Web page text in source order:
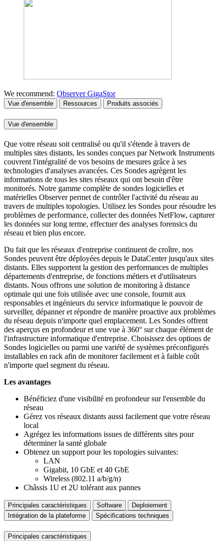
We recommend: Observer GigaStor
Vue d'ensemble Ressources Produits associés
Vue d'ensemble
Que votre réseau soit centralisé ou qu'il s'étende à travers de
multiples sites distants, les sondes conçues par Network Instruments
couvrent l'intégralité de vos besoins de mesures grâce à ses
technologies d'analyses avancées. Ces Sondes agrègent les
informations de tous les sites réseaux qui ont besoin d'être
monitorés. Notre gamme complète de sondes logicielles et
matérielles Observer permet de contrôler l'activité du réseau au
travers de multiples topologies. Utilisez les Sondes pour résoudre les
problèmes de performance, collecter des données NetFlow, capturer
les données sur long terme, effectuer des analyses forensics du
réseau et bien plus encore.
Du fait que les réseaux d'entreprise continuent de croître, nos
Sondes peuvent être déployées depuis le DataCenter jusqu'aux sites
distants. Elles supportent la gestion des performances de multiples
départements d'entreprise, de fonctions métiers et d'utilisateurs
distants. Nous offrons une solution de monitoring à distance
optimale qui une fois utilisée avec une console, fournit aux
responsables et ingénieurs du service informatique le pouvoir de
surveiller, dépanner et répondre de manière proactive aux problèmes
du réseau depuis n'importe quel emplacement. Les Sondes offrent
des aperçus en profondeur et une vue à 360° sur chaque élément de
l'infrastructure informatique d'entreprise. Choisissez des options de
Sondes logicielles ou parmi une variété de systèmes préconfigurés
installables en rack afin de monitorer facilement et à faible coût
n'importe quel segment du réseau.
Les avantages
Bénéficiez d'une visibilité en profondeur sur l'ensemble du
réseau
Gérez vos réseaux distants aussi facilement que votre réseau
local
Agrégez les informations issues de différents sites pour
déterminer la santé globale
Obtenez un support pour les topologies suivantes:
LAN
Gigabit, 10 GbE et 40 GbE
Wireless (802.11 a/b/g/n)
Châssis 1U et 2U tolérant aux pannes
Principales caractéristiques Software
Deploiement
Intégration de la plateforme
Spécifications techniques
Principales caractéristiques